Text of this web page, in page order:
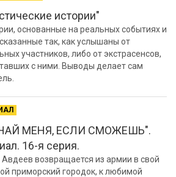
истории"
основанные на реальных событиях и
так, как услышаны от
участников, либо от экстрасенсов,
с ними. Выводы делает сам
МЕНЯ, ЕСЛИ СМОЖЕШЬ".
16-я серия.
Авдеев возвращается из армии в свой
приморский городок, к любимой